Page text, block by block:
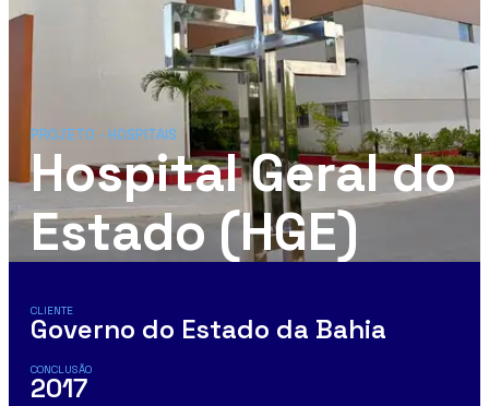
PROJETO - HOSPITAIS
Hospital Geral do
Estado (HGE)
CLIENTE
Governo do Estado da Bahia
CONCLUSÃO
2017